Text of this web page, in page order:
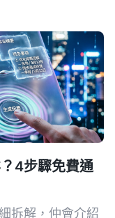
4步驟免費通
拆解，仲會介紹